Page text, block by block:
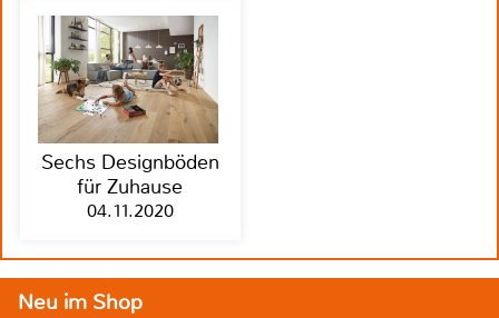
Sechs Designböden
für Zuhause
04.11.2020
Neu im Shop